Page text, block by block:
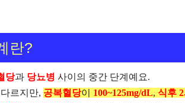
란?
당과 당뇨병 사이의 중간 단계예요.
르지만, 공복혈당이 100~125mg/dL, 식후